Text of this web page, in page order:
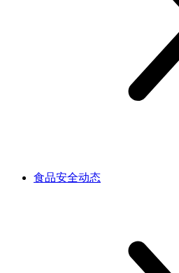
食品安全动态